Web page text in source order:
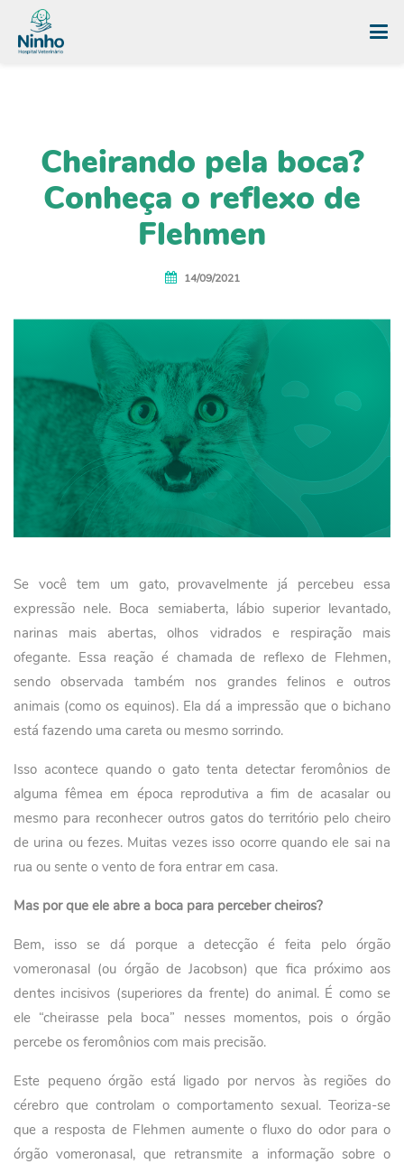
Cheirando pela boca?
Conheça o reflexo de
Flehmen
14/09/2021
Se você tem um gato, provavelmente já percebeu essa
expressão nele. Boca semiaberta, lábio superior levantado,
narinas mais abertas, olhos vidrados e respiração mais
ofegante. Essa reação é chamada de reflexo de Flehmen,
sendo observada também nos grandes felinos e outros
animais (como os equinos). Ela dá a impressão que o bichano
está fazendo uma careta ou mesmo sorrindo.
Isso acontece quando o gato tenta detectar feromônios de
alguma fêmea em época reprodutiva a fim de acasalar ou
mesmo para reconhecer outros gatos do território pelo cheiro
de urina ou fezes. Muitas vezes isso ocorre quando ele sai na
rua ou sente o vento de fora entrar em casa.
Mas por que ele abre a boca para perceber cheiros?
Bem, isso se dá porque a detecção é feita pelo órgão
vomeronasal (ou órgão de Jacobson) que fica próximo aos
dentes incisivos (superiores da frente) do animal. É como se
ele “cheirasse pela boca” nesses momentos, pois o órgão
percebe os feromônios com mais precisão.
Este pequeno órgão está ligado por nervos às regiões do
cérebro que controlam o comportamento sexual. Teoriza-se
que a resposta de Flehmen aumente o fluxo do odor para o
órgão vomeronasal, que retransmite a informação sobre o